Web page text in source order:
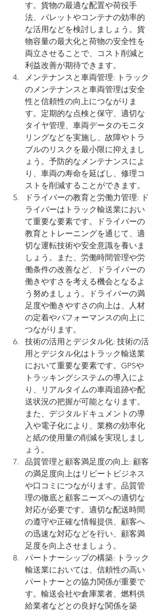
す。貨物の最適な配置や荷役手
法、パレットやコンテナの効率的
な活用などを検討しましょう。貨
物容量の最大化と荷物の安全性を
両立させることで、コスト削減と
利益改善が期待できます。
メンテナンスと車両管理: トラック
のメンテナンスと車両管理は安全
性と信頼性の向上につながりま
す。定期的な点検と保守、適切な
タイヤ管理、車両データのモニタ
リングなどを実施し、故障やトラ
ブルのリスクを最小限に抑えまし
ょう。予防的なメンテナンスによ
り、車両の寿命を延ばし、修理コ
ストを削減することができます。
ドライバーの教育と労働力管理: ド
ライバーはトラック輸送業におい
て重要な要素です。ドライバーの
教育とトレーニングを通じて、適
切な運転技術や安全意識を養いま
しょう。また、労働時間管理や労
働条件の改善など、ドライバーの
働きやすさを考える機会となるよ
う努めましょう。ドライバーの満
足度や働きやすさの向上は、人材
の定着やパフォーマンスの向上に
つながります。
技術の活用とデジタル化: 技術の活
用とデジタル化はトラック輸送業
において重要な要素です。GPSや
トラッキングシステムの導入によ
り、リアルタイムの車両追跡や配
送状況の把握が可能となります。
また、デジタルドキュメントの導
入や電子化により、業務の効率化
と紙の使用量の削減を実現しまし
ょう。
品質管理と顧客満足度の向上: 顧客
の満足度向上はリピートビジネス
や口コミにつながります。品質管
理の徹底と顧客ニーズへの適切な
対応が必要です。適切な配送時間
の遵守や正確な情報提供、顧客へ
の迅速な対応などを行い、顧客満
足度を向上させましょう。
パートナーシップの構築: トラック
輸送業においては、信頼性の高い
パートナーとの協力関係が重要で
す。輸送会社や倉庫業者、燃料供
給業者などとの良好な関係を築